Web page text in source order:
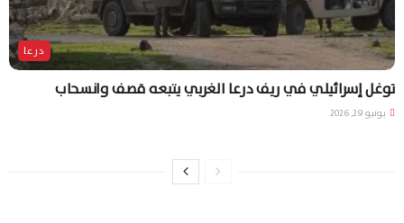
درعا
توغل إسرائيلي في ريف درعا الغربي يتبعه قصف وانسحاب
يونيو 29, 2026